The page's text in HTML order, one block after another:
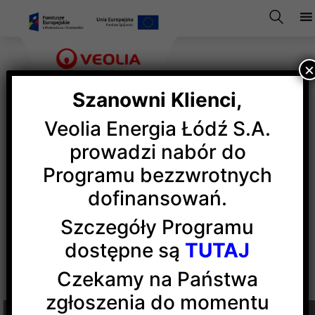
Eksploatacja urządzeń
energetycznych
Szanowni Klienci,
Veolia Energia Łódź S.A.
prowadzi nabór do
Programu bezzwrotnych
dofinansowań.
Szczegóły Programu
dostępne są TUTAJ
Czekamy na Państwa
zgłoszenia do momentu
×